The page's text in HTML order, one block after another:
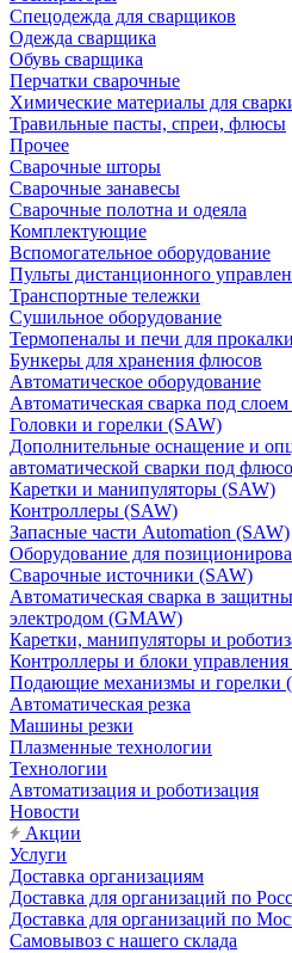
Спецодежда для сварщиков
Одежда сварщика
Обувь сварщика
Перчатки сварочные
Химические материалы для
Травильные пасты, спреи, флюсы
Прочее
Сварочные шторы
Сварочные занавесы
Сварочные полотна и одеяла
Комплектующие
Вспомогательное оборудование
Пульты дистанционного
Транспортные тележки
Сушильное оборудование
Термопеналы и печи для
Бункеры для хранения флюсов
Автоматическое оборудование
Автоматическая сварка под
Головки и горелки (SAW)
Дополнительные оснащение и
автоматической сварки под
Каретки и манипуляторы (SAW)
Контроллеры (SAW)
Запасные части Automation (SAW)
Оборудование для
Сварочные источники (SAW)
Автоматическая сварка в
электродом (GMAW)
Каретки, манипуляторы и
Контроллеры и блоки
Подающие механизмы и горелки
Автоматическая резка
Машины резки
Плазменные технологии
Технологии
Автоматизация и роботизация
Новости
Акции
Услуги
Доставка организациям
Доставка для организаций по
Доставка для организаций по
Самовывоз с нашего склада